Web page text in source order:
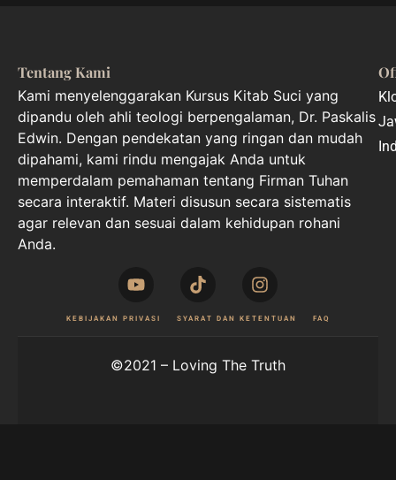
Tentang Kami
Kami menyelenggarakan Kursus Kitab Suci yang
dipandu oleh ahli teologi berpengalaman, Dr. Paskalis
Edwin. Dengan pendekatan yang ringan dan mudah
dipahami, kami rindu mengajak Anda untuk
memperdalam pemahaman tentang Firman Tuhan
secara interaktif. Materi disusun secara sistematis
agar relevan dan sesuai dalam kehidupan rohani
Anda.
KEBIJAKAN PRIVASI SYARAT DAN KETENTUAN FAQ
©2021 – Loving The Truth